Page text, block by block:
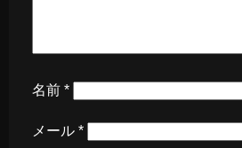
名前 *
メール *